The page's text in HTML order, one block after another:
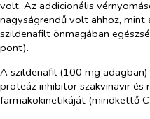
volt. Az addicionális
nagyságrendű volt ahhoz, mint
szildenafilt önmagában
pont).
A szildenafil (100 mg
proteáz inhibitor szakvinavir és
farmakokinetikáját (mindkettő